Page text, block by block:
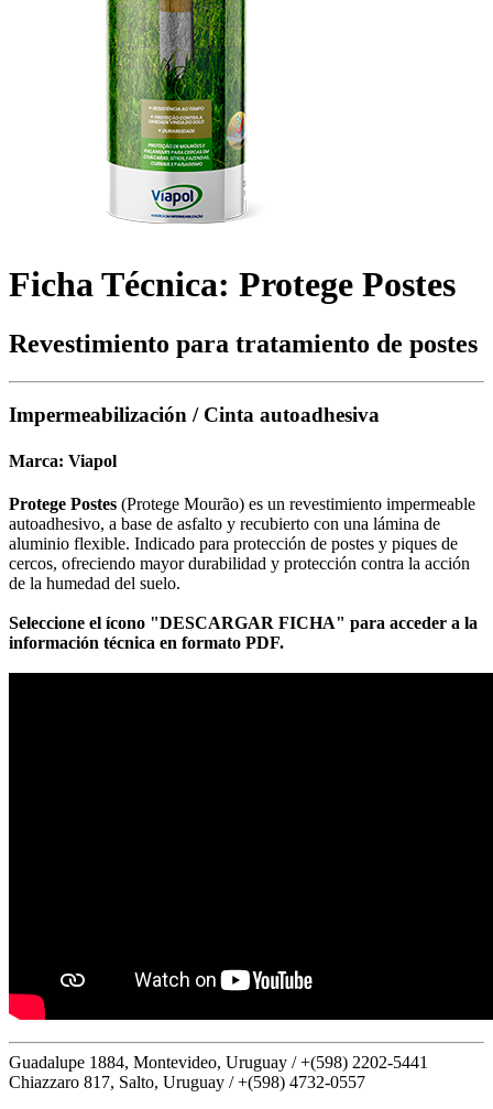
Ficha Técnica: Protege Postes
Revestimiento para tratamiento de postes
Impermeabilización / Cinta autoadhesiva
Marca: Viapol
Protege Postes (Protege Mourão) es un revestimiento impermeable
autoadhesivo, a base de asfalto y recubierto con una lámina de
aluminio flexible. Indicado para protección de postes y piques de
cercos, ofreciendo mayor durabilidad y protección contra la acción
de la humedad del suelo.
Seleccione el ícono "DESCARGAR FICHA" para acceder a la
información técnica en formato PDF.
Guadalupe 1884, Montevideo, Uruguay /+(598) 2202-5441
Chiazzaro 817, Salto, Uruguay /+(598) 4732-0557